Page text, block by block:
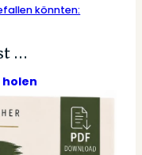
könnten:
…